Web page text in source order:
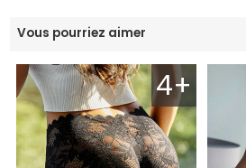
Vous pourriez aimer
4+